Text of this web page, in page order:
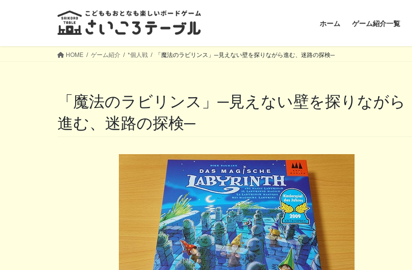
ホーム ゲーム紹介一覧
HOME ゲーム紹介 *個人戦 「魔法のラビリンス」─見えない壁を探りながら進む、迷路の探検─
「魔法のラビリンス」─見えない壁を探りながら
進む、迷路の探検─